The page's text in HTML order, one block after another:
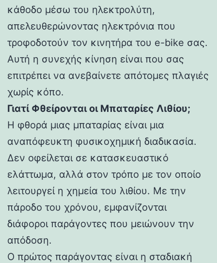
κάθοδο μέσω του ηλεκτρολύτη,
απελευθερώνοντας ηλεκτρόνια που
τροφοδοτούν τον κινητήρα του e-bike σας.
Αυτή η συνεχής κίνηση είναι που σας
επιτρέπει να ανεβαίνετε απότομες πλαγιές
χωρίς κόπο.
Γιατί Φθείρονται οι Μπαταρίες Λιθίου;
Η φθορά μιας μπαταρίας είναι μια
αναπόφευκτη φυσικοχημική διαδικασία.
Δεν οφείλεται σε κατασκευαστικό
ελάττωμα, αλλά στον τρόπο με τον οποίο
λειτουργεί η χημεία του λιθίου. Με την
πάροδο του χρόνου, εμφανίζονται
διάφοροι παράγοντες που μειώνουν την
απόδοση.
Ο πρώτος παράγοντας είναι η σταδιακή